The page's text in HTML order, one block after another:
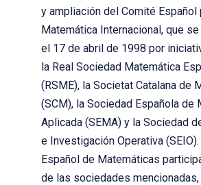
y ampliación del Comité Español
Matemática Internacional, que
el 17 de abril de 1998 por
la Real Sociedad Matemática
(RSME), la Societat Catalana de
(SCM), la Sociedad Española de
Aplicada (SEMA) y la Sociedad
e Investigación Operativa
Español de Matemáticas
de las sociedades